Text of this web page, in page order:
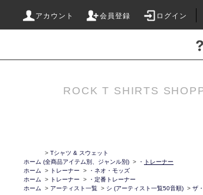
アカウント 会員登録 ログイン
ROCK T SHIRTS
ホーム
> Tシャツ & スウェット
(全商品アイテム別、ジャンル別) > ・
トレーナー
ホーム
> トレーナー >
・ネオ・モッズ
ホーム
> トレーナー >
・定番トレーナー
ホーム
> アーティスト一覧 > シ (アーティスト一覧50音順) > ザ